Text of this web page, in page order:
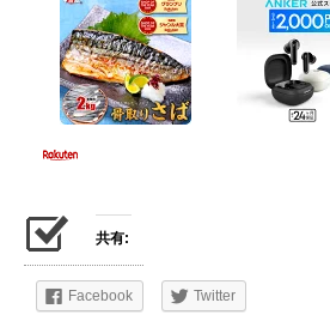
共有:
Facebook Twitter